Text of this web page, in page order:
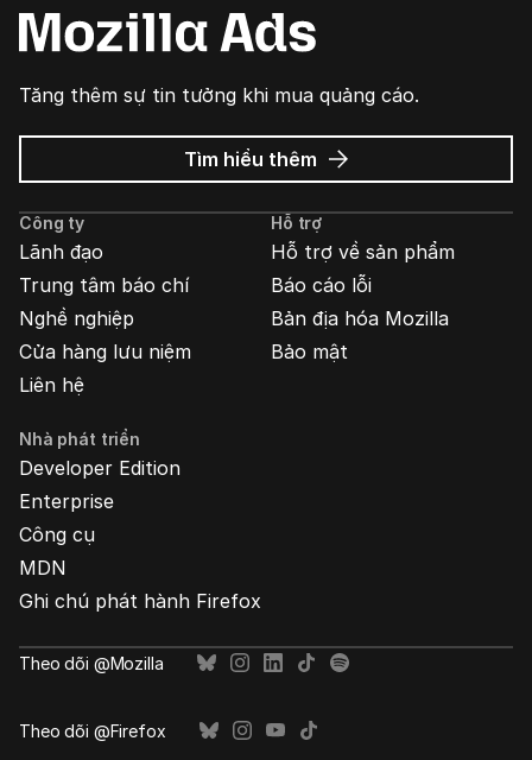
Tăng thêm sự tin tưởng khi mua quảng cáo.
Tìm hiểu thêm về
Quảng
cáo
Công ty
Lãnh đạo
Trung tâm báo chí
Nghề nghiệp
Cửa hàng lưu niệm
Liên hệ
Hỗ trợ
Hỗ trợ về sản phẩm
Báo cáo lỗi
Bản địa hóa Mozilla
Bảo mật
Nhà phát triển
Developer Edition
Enterprise
Công cụ
MDN
Ghi chú phát hành Firefox
Theo dõi @Mozilla
Theo dõi @Firefox